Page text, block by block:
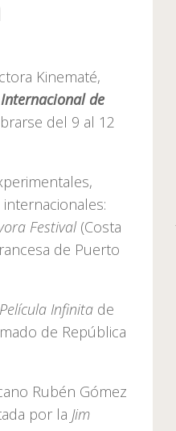
Kinematé,
de
del 9 al 12
Festival (Costa
de Puerto
Infinita de
de República
Rubén Gómez
por la Jim